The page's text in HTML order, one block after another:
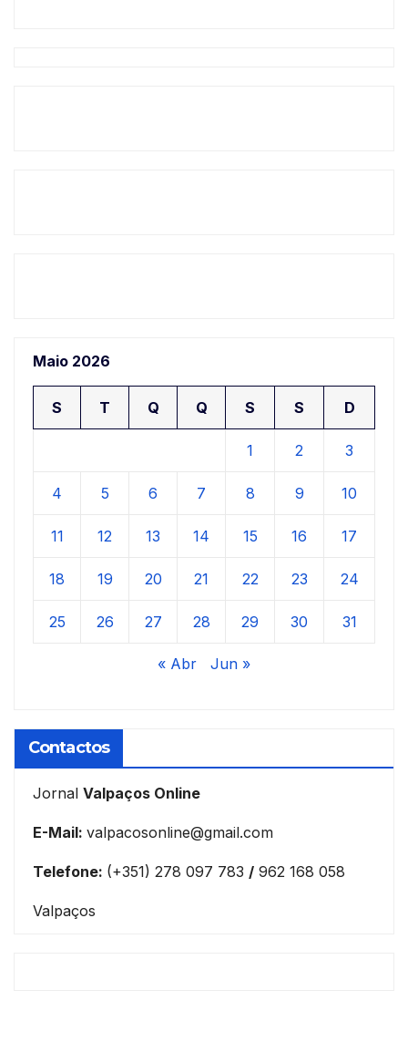
Maio 2026
S T Q Q S S D
1 2 3
4 5 6 7 8 9 10
11 12 13 14 15 16 17
18 19 20 21 22 23 24
25 26 27 28 29 30 31
« Abr Jun »
Contactos
Jornal Valpaços Online
E-Mail: valpacosonline@gmail.com
Telefone: (+351) 278 097 783 / 962 168 058
Valpaços